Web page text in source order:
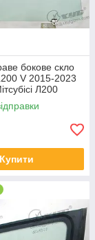
бокове скло
V 2015-2023
Л200
Купити